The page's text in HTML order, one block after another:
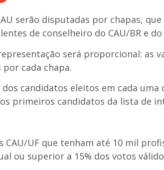
serão disputadas por chapas,
de conselheiro do CAU/BR e
será proporcional: as
cada chapa.
candidatos eleitos em cada
primeiros candidatos da lista de
CAU/UF que tenham até 10 mil
ou superior a 15% dos votos